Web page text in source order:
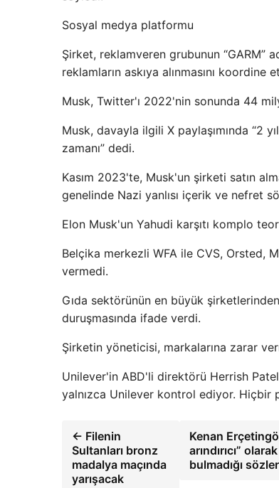
Sosyal medya platformu
Şirket, reklamveren grubunun “GARM”
reklamların askıya alınmasını koordine
Musk, Twitter'ı 2022'nin sonunda 44
Musk, davayla ilgili X paylaşımında “2
zamanı” dedi.
Kasım 2023'te, Musk'un şirketi satın
genelinde Nazi yanlısı içerik ve nefret
Elon Musk'un Yahudi karşıtı komplo
Belçika merkezli WFA ile CVS, Orsted,
vermedi.
Gıda sektörünün en büyük
duruşmasında ifade verdi.
Şirketin yöneticisi, markalarına zarar
Unilever'in ABD'li direktörü Herrish Patel
yalnızca Unilever kontrol ediyor. Hiçbir
← Filenin
Sultanları bronz
madalya maçında
yarışacak
Kenan
arındırıcı”
bulmadığı